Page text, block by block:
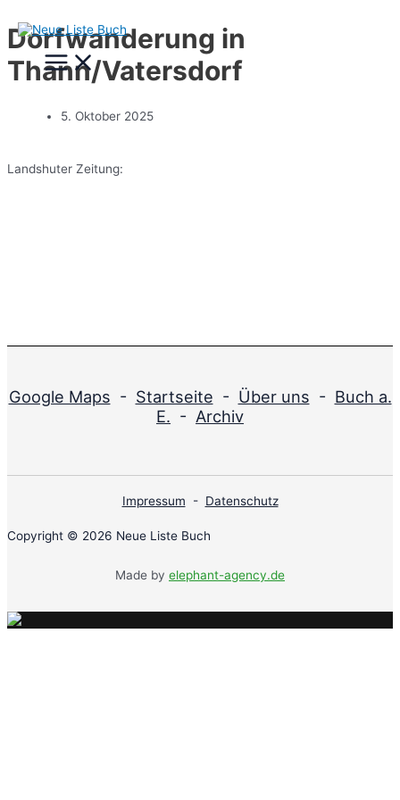
Zum
Inhalt
springenMain
Menu
Dorfwanderung in
Thann/Vatersdorf
5. Oktober 2025
Landshuter Zeitung:
Google Maps - Startseite - Über uns - Buch a.
E. - Archiv
Impressum - Datenschutz
Copyright © 2026 Neue Liste Buch
Made by elephant-agency.de